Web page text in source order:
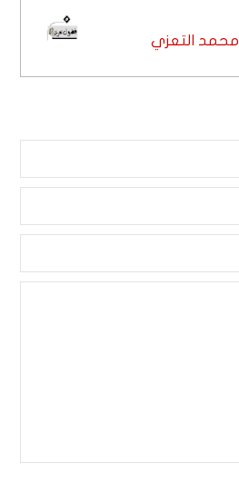
محمد التعزي